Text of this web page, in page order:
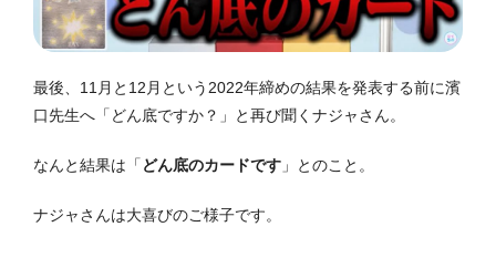
最後、11月と12月という2022年締めの結果を発表する前に濱
口先生へ「どん底ですか？」と再び聞くナジャさん。
なんと結果は「 どん底のカードです 」とのこと。
ナジャさんは大喜びのご様子です。